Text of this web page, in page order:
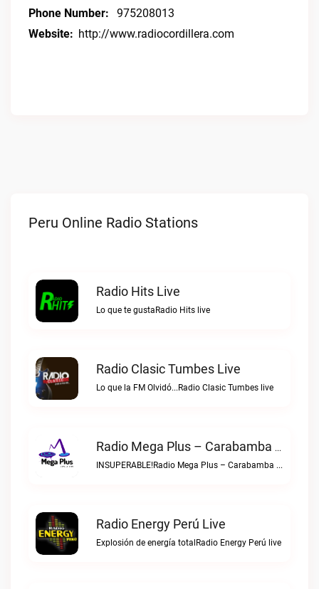
Phone Number:
975208013
Website: http://www.radiocordillera.com
Peru Online Radio Stations
Radio Hits Live
Lo que te gustaRadio Hits live
Radio Clasic Tumbes Live
Lo que la FM Olvidó...Radio Clasic Tumbes live
Radio Mega Plus – Carabamba Live
INSUPERABLE!Radio Mega Plus – Carabamba live
Radio Energy Perú Live
Explosión de energía totalRadio Energy Perú live